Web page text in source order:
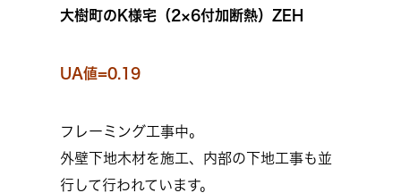
大樹町のK様宅（2×6付加断熱）ZEH
UA値=0.19
フレーミング工事中。
外壁下地木材を施工、内部の下地工事も並
行して行われています。